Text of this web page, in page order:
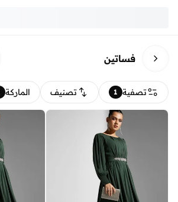
فساتين
تصفية 1 تصنيف الماركة